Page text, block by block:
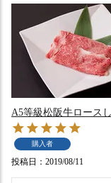
A5等級松阪牛ロース
購入者
投稿日 2019/08/11